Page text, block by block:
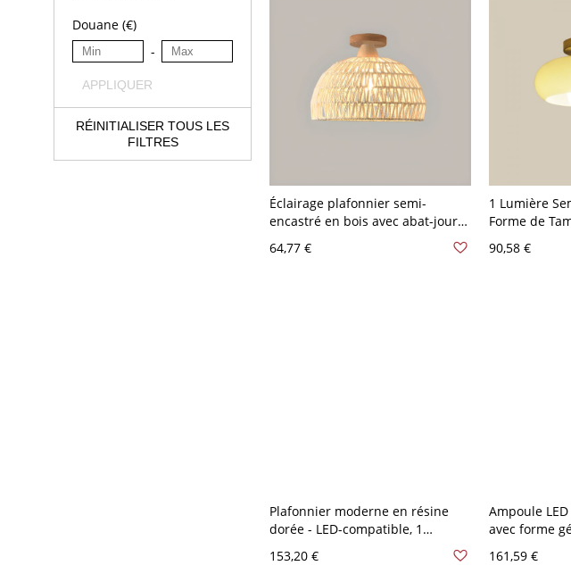
Douane (€)
-
APPLIQUER
RÉINITIALISER TOUS LES
FILTRES
Éclairage plafonnier semi-
encastré en bois avec abat-jour
64,77 €
1 Lumière
Forme de
LED/
90,58 €
Plafonnier moderne en résine
dorée - LED-compatible, 1
lumière, 9x9 pouces - 110 V-120 V
café au lait
153,20 €
Ampoule
avec forme
café au lait
161,59 €